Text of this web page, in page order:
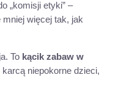
„komisji etyki” –
więcej tak, jak
To kącik zabaw w
karcą niepokorne dzieci,